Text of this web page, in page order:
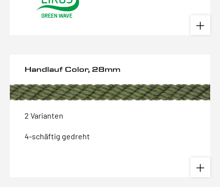
Handlauf Color, 28mm
2 Varianten
4-schäftig gedreht